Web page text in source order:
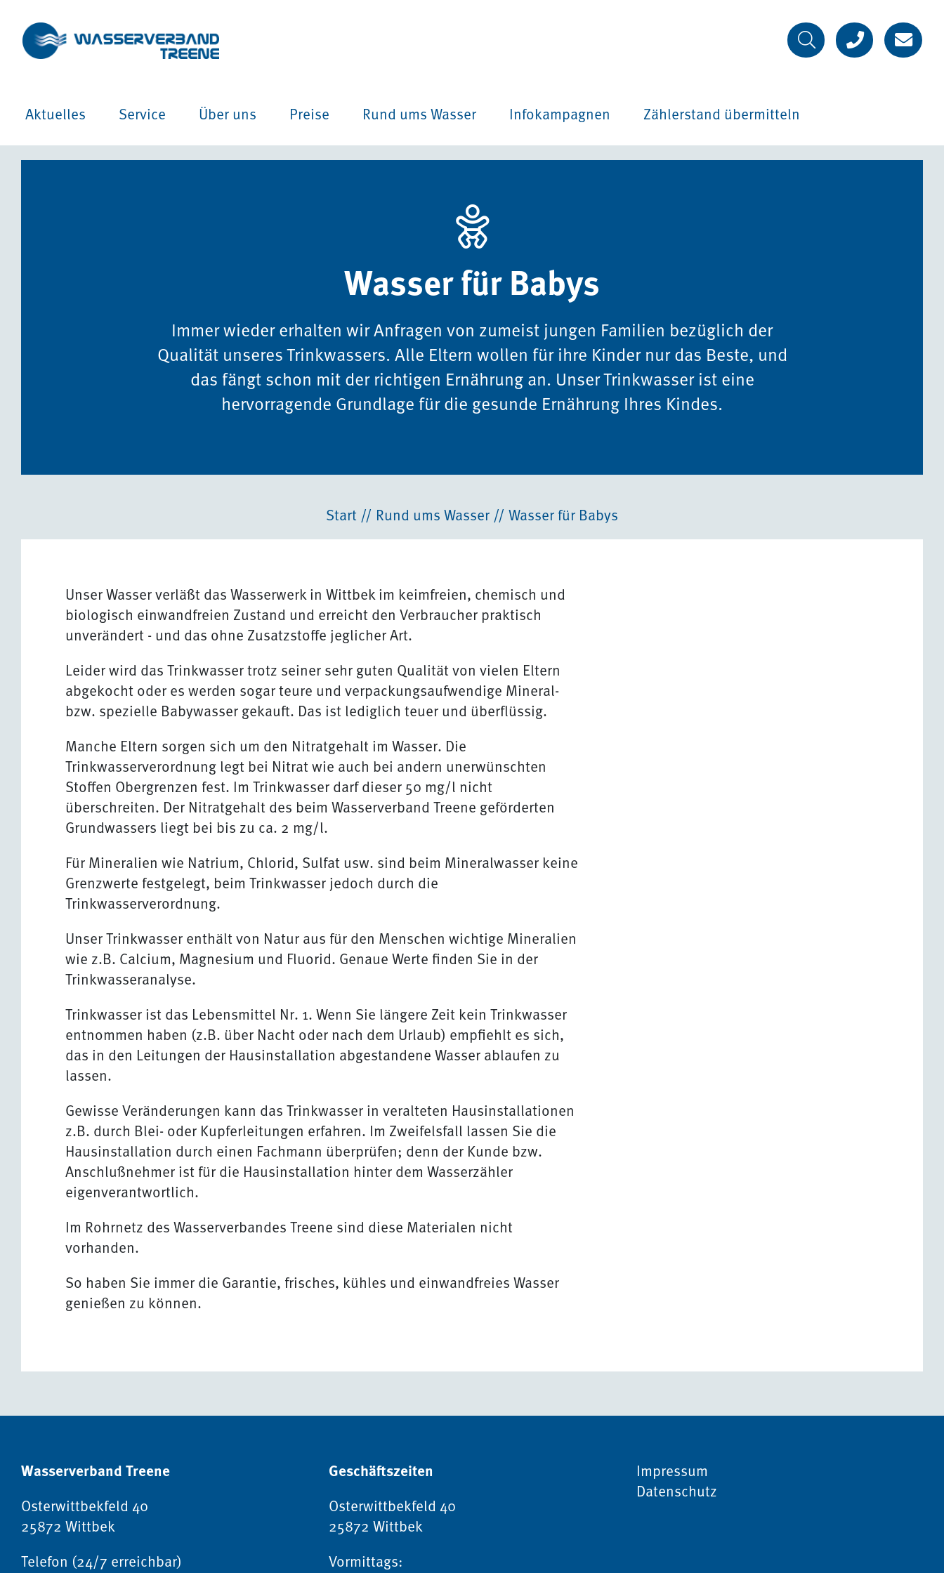
Aktuelles Service Über uns Preise Rund ums Wasser Infokampagnen Zählerstand übermitteln
Wasser für Babys
Immer wieder erhalten wir Anfragen von zumeist jungen Familien bezüglich der
Qualität unseres Trinkwassers. Alle Eltern wollen für ihre Kinder nur das Beste, und
das fängt schon mit der richtigen Ernährung an. Unser Trinkwasser ist eine
hervorragende Grundlage für die gesunde Ernährung Ihres Kindes.
Start // Rund ums Wasser // Wasser für Babys
Unser Wasser verläßt das Wasserwerk in Wittbek im keimfreien, chemisch und
biologisch einwandfreien Zustand und erreicht den Verbraucher praktisch
unverändert - und das ohne Zusatzstoffe jeglicher Art.
Leider wird das Trinkwasser trotz seiner sehr guten Qualität von vielen Eltern
abgekocht oder es werden sogar teure und verpackungsaufwendige Mineral-
bzw. spezielle Babywasser gekauft. Das ist lediglich teuer und überflüssig.
Manche Eltern sorgen sich um den Nitratgehalt im Wasser. Die
Trinkwasserverordnung legt bei Nitrat wie auch bei andern unerwünschten
Stoffen Obergrenzen fest. Im Trinkwasser darf dieser 50 mg/l nicht
überschreiten. Der Nitratgehalt des beim Wasserverband Treene geförderten
Grundwassers liegt bei bis zu ca. 2 mg/l.
Für Mineralien wie Natrium, Chlorid, Sulfat usw. sind beim Mineralwasser keine
Grenzwerte festgelegt, beim Trinkwasser jedoch durch die
Trinkwasserverordnung.
Unser Trinkwasser enthält von Natur aus für den Menschen wichtige Mineralien
wie z.B. Calcium, Magnesium und Fluorid. Genaue Werte finden Sie in der
Trinkwasseranalyse.
Trinkwasser ist das Lebensmittel Nr. 1. Wenn Sie längere Zeit kein Trinkwasser
entnommen haben (z.B. über Nacht oder nach dem Urlaub) empfiehlt es sich,
das in den Leitungen der Hausinstallation abgestandene Wasser ablaufen zu
lassen.
Gewisse Veränderungen kann das Trinkwasser in veralteten Hausinstallationen
z.B. durch Blei- oder Kupferleitungen erfahren. Im Zweifelsfall lassen Sie die
Hausinstallation durch einen Fachmann überprüfen; denn der Kunde bzw.
Anschlußnehmer ist für die Hausinstallation hinter dem Wasserzähler
eigenverantwortlich.
Im Rohrnetz des Wasserverbandes Treene sind diese Materialen nicht
vorhanden.
So haben Sie immer die Garantie, frisches, kühles und einwandfreies Wasser
genießen zu können.
Wasserverband Treene
Osterwittbekfeld 40
25872 Wittbek
Telefon (24/7 erreichbar)
Geschäftszeiten
Osterwittbekfeld 40
25872 Wittbek
Vormittags:
Impressum
Datenschutz